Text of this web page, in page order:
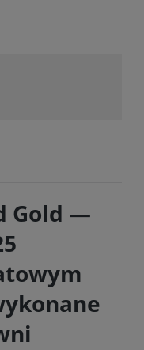
Gold —